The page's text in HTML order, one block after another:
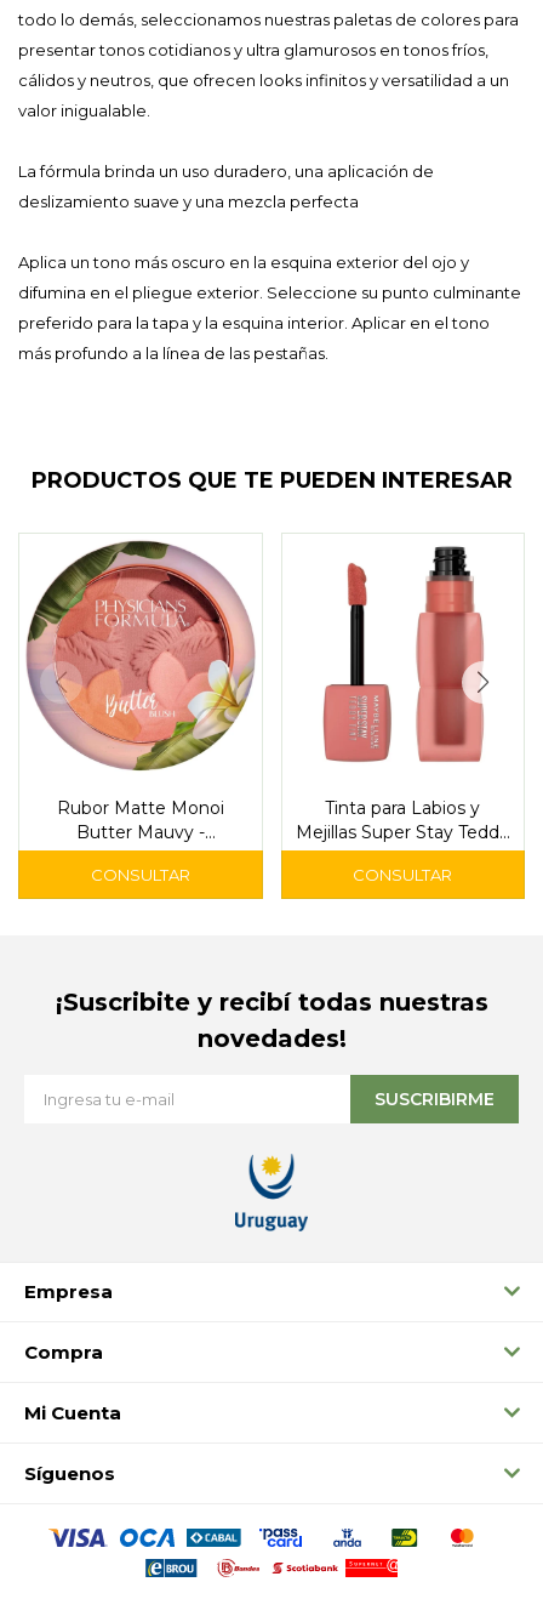
todo lo demás, seleccionamos nuestras paletas de colores para
presentar tonos cotidianos y ultra glamurosos en tonos fríos,
cálidos y neutros, que ofrecen looks infinitos y versatilidad a un
valor inigualable.
La fórmula brinda un uso duradero, una aplicación de
deslizamiento suave y una mezcla perfecta
Aplica un tono más oscuro en la esquina exterior del ojo y
difumina en el pliegue exterior. Seleccione su punto culminante
preferido para la tapa y la esquina interior. Aplicar en el tono
más profundo a la línea de las pestañas.
PRODUCTOS QUE TE PUEDEN INTERESAR
Rubor Matte Monoi
Butter Mauvy -
Physicians
Tinta para Labios y
Mejillas Super Stay Teddy
Skinnydip - Maybelline
Empresa
Compra
Mi Cuenta
Síguenos
¡Suscribite y recibí todas nuestras
novedades!
SUSCRIBIRME